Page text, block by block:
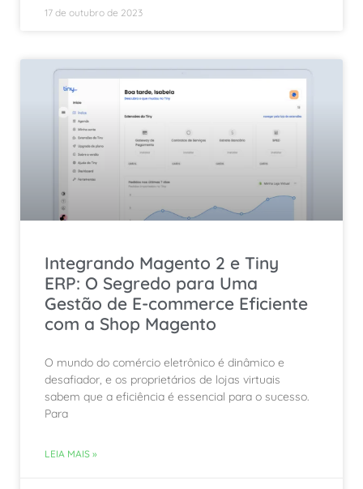
17 de outubro de 2023
Integrando Magento 2 e Tiny
ERP: O Segredo para Uma
Gestão de E-commerce Eficiente
com a Shop Magento
O mundo do comércio eletrônico é dinâmico e
desafiador, e os proprietários de lojas virtuais
sabem que a eficiência é essencial para o sucesso.
Para
LEIA MAIS »